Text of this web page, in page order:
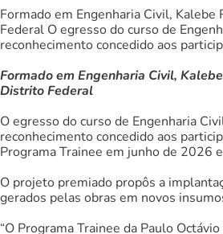
Formado em Engenharia Civil,
Federal O egresso do curso de
reconhecimento concedido aos
Formado em Engenharia Civil,
Distrito Federal
O egresso do curso de Engenharia
reconhecimento concedido aos
Programa Trainee em junho de 2026
O projeto premiado propôs a
gerados pelas obras em novos
“O Programa Trainee da Paulo